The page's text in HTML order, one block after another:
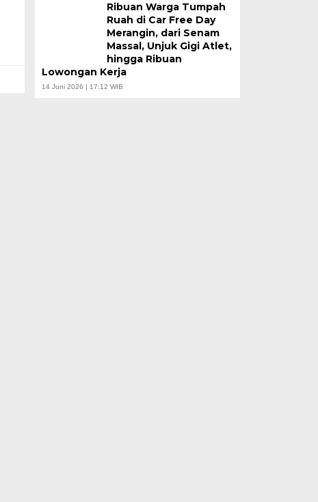
Ribuan Warga Tumpah
Ruah di Car Free Day
Merangin, dari Senam
Massal, Unjuk Gigi Atlet,
hingga Ribuan
Lowongan Kerja
14 Juni 2026 | 17:12 WIB